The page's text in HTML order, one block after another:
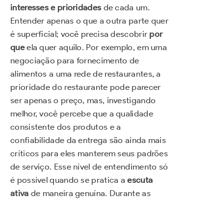
interesses e prioridades de cada um.
Entender apenas o que a outra parte quer
é superficial; você precisa descobrir por
queela quer aquilo. Por exemplo, em uma
negociação para fornecimento de
alimentos a uma rede de restaurantes, a
prioridade do restaurante pode parecer
ser apenas o preço, mas, investigando
melhor, você percebe que a qualidade
consistente dos produtos e a
confiabilidade da entrega são ainda mais
críticos para eles manterem seus padrões
de serviço. Esse nível de entendimento só
é possível quando se pratica aescuta
ativa de maneira genuína. Durante as